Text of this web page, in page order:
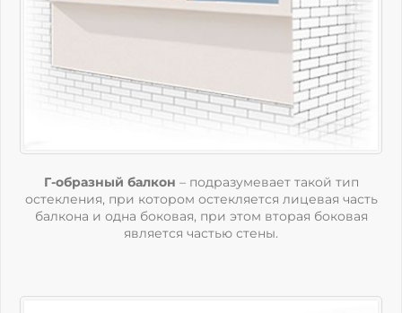
Г-образный балкон – подразумевает такой тип
остекления, при котором остекляется лицевая часть
балкона и одна боковая, при этом вторая боковая
является частью стены.